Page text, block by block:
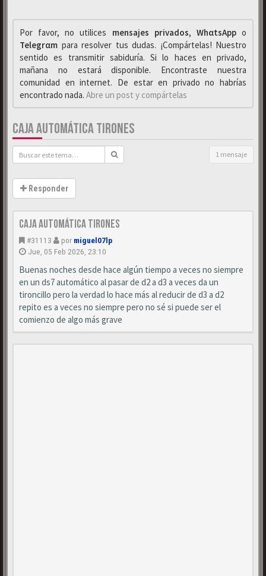
Por favor, no utilices mensajes privados, WhαtsAppo
Telegrαm para resolver tus dudas. ¡Compártelas! Nuestro
sentido es transmitir sabiduría. Si lo haces en privado,
mañana no estará disponible. Encontraste nuestra
comunidad en internet. De estar en privado no habrías
encontrado nada. Abre un post y compártelas
CAJA AUTOMÁTICA TIRONES
1 mensaje
Responder
Caja automática tirones
#31113 por miguel07lp
Jue, 05 Feb 2026, 23:10
Buenas noches desde hace algún tiempo a veces no siempre
en un ds7 automático al pasar de d2 a d3 a veces da un
tironcillo pero la verdad lo hace más al reducir de d3 a d2
repito es a veces no siempre pero no sé si puede ser el
comienzo de algo más grave